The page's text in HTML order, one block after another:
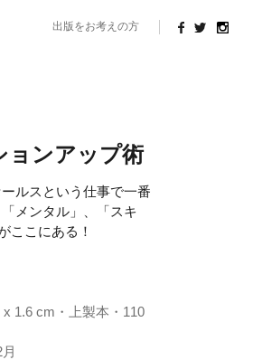
出版をお考えの方
ョンアップ術
ルスという仕事で一番
メンタル」、「スキ
ここにある！
x 1.6 cm・上製本・110